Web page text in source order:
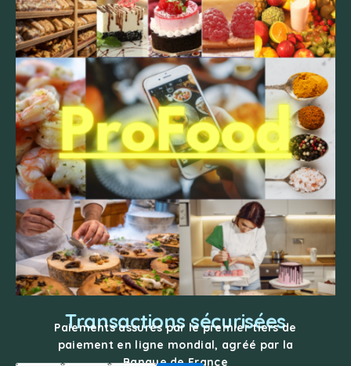
Transactions sécurisées
Paiements assurés par le premier tiers de
paiement en ligne mondial, agréé par la
Banque de France